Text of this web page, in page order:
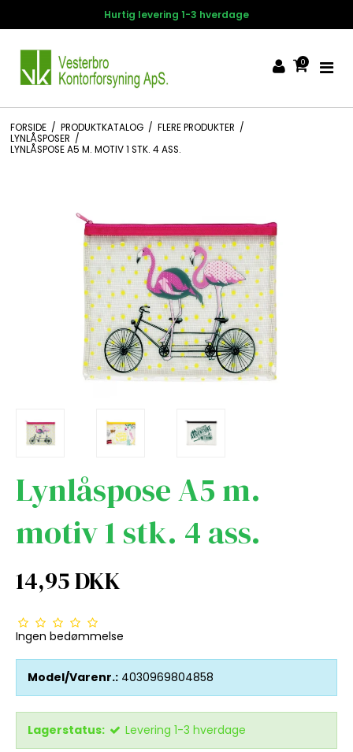
Hurtig levering 1-3 hverdage
0
FORSIDE / PRODUKTKATALOG / FLERE PRODUKTER /
LYNLÅSPOSER /
LYNLÅSPOSE A5 M. MOTIV 1 STK. 4 ASS.
Lynlåspose A5 m.
motiv 1 stk. 4 ass.
14,95 DKK
Ingen bedømmelse
Model/Varenr.: 4030969804858
Lagerstatus: Levering 1-3 hverdage